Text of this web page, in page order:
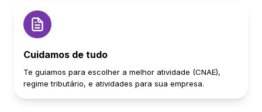
Cuidamos de tudo
Te guiamos para escolher a melhor atividade (CNAE),
regime tributário, e atividades para sua empresa.